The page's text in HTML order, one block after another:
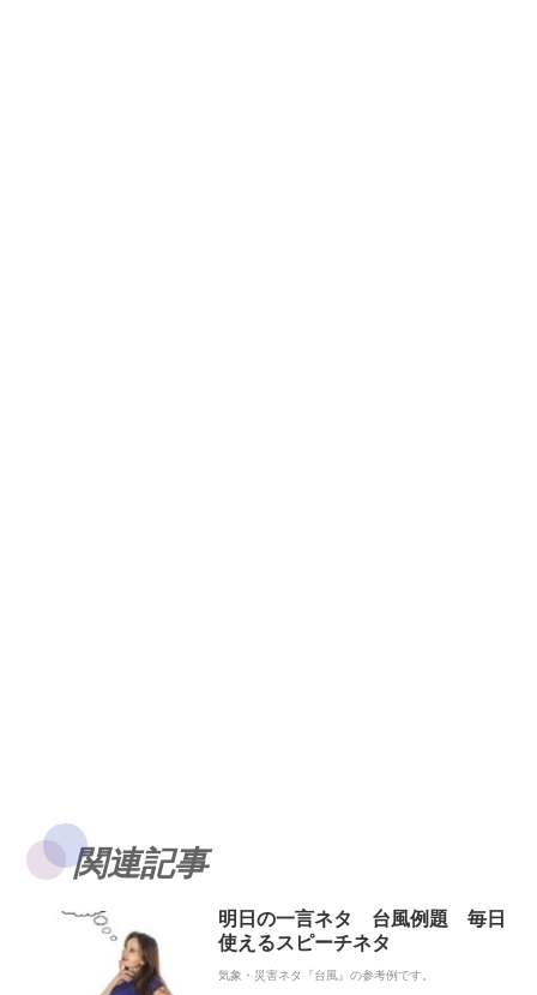
関連記事
明日の一言ネタ 台風例題 毎日
使えるスピーチネタ
気象・災害ネタ『台風』の参考例です。